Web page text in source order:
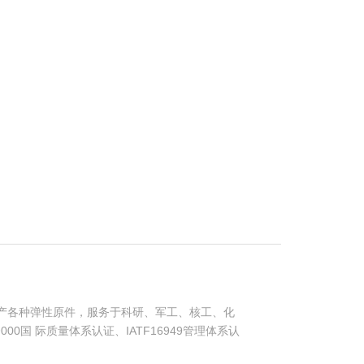
各种弹性原件，服务于科研、军工、核工、化
国 际质量体系认证、IATF16949管理体系认